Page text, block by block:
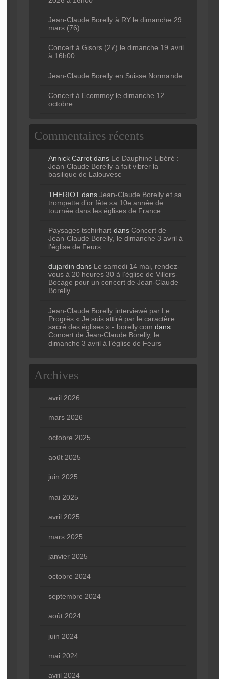
Jean-Claude Borelly à RY le dimanche 29
mars (76)
Concert à Gisors (27) le dimanche 19 avril
à 16h00
Jean-Claude Borelly en Suisse Normande
Concert à Ecommoy le dimanche 12
octobre
Commentaires récents
Annick Carrotdans Le Dauphiné Libéré :
Jean-Claude Borelly a fait vibrer la
basilique de Lalouvesc
THERIOTdans Jean-Claude Borelly et sa
trompette d’or fête sa 10e année de
tournée dans les églises de France.
Paysages tschirhartdans Concert de
Jean-Claude Borelly, le dimanche 3 avril à
l’église de Feurs
dujardin dans Le samedi 14 mai, rendez-
vous à 20 heures 30 à l’église de Villers-
Bocage pour un concert de Jean-Claude
Borelly
Jean-Claude Borelly interviewé par Le
Progrès « Je suis attiré par le caractère
sacré des églises » - borelly.com dans
Concert de Jean-Claude Borelly, le
dimanche 3 avril à l’église de Feurs
Archives
avril 2026
mars 2026
octobre 2025
août 2025
juin 2025
mai 2025
avril 2025
mars 2025
janvier 2025
octobre 2024
septembre 2024
août 2024
juin 2024
mai 2024
avril 2024